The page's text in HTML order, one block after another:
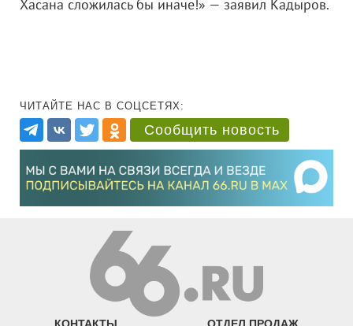
Хасана сложилась бы иначе!» — заявил Кадыров.
ЧИТАЙТЕ НАС В СОЦСЕТЯХ:
Сообщить новость